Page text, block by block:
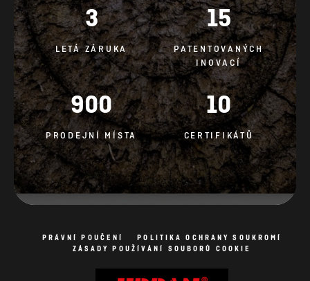
3
LETÁ ZÁRUKA
15
PATENTOVANÝCH
INOVACÍ
900
PRODEJNÍ MÍSTA
10
CERTIFIKÁTŮ
PRÁVNÍ POUČENÍ
POLITIKA OCHRANY SOUKROMÍ
ZÁSADY POUŽÍVÁNÍ SOUBORŮ COOKIE